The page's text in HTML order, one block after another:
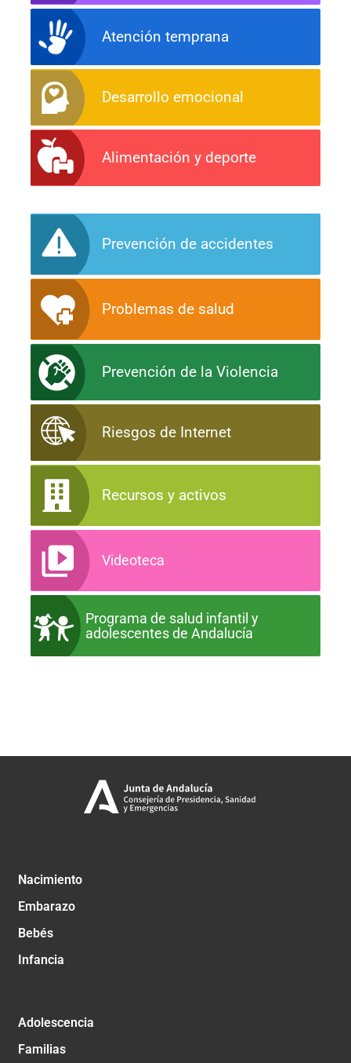
Atención temprana
Desarrollo emocional
Alimentación y deporte
Prevención de accidentes
Problemas de salud
Prevención de la Violencia
Riesgos de Internet
Recursos y activos
Videoteca
Programa de salud infantil y
adolescentes de Andalucía
Nacimiento
Embarazo
Bebés
Infancia
Adolescencia
Familias